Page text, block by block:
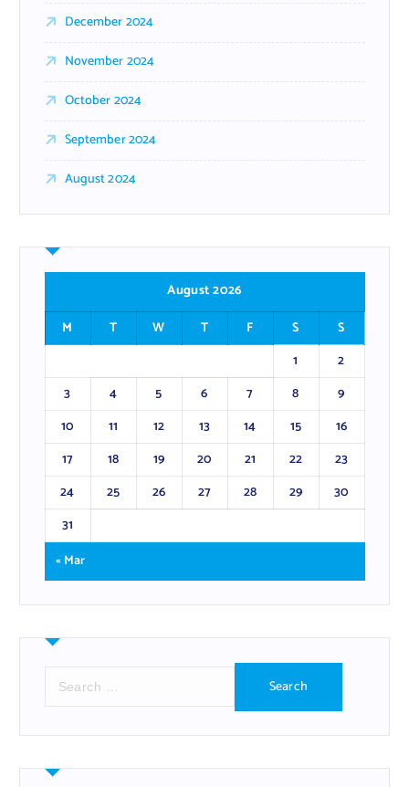
December 2024
November 2024
October 2024
September 2024
August 2024
August 2026
M
T W T F S
S
1
2
3
4 5 6 7 8
9
10
11 12 13 14 15
16
17
18 19 20 21 22
23
24
25 26 27 28 29
30
31
« Mar
r
h